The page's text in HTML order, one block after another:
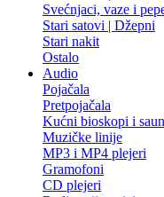
Svećnjaci, vaze i
Stari satovi | Džepni
Stari nakit
Ostalo
Audio
Pojačala
Pretpojačala
Kućni bioskopi i
Muzičke linije
MP3 i MP4 plejeri
Gramofoni
CD plejeri